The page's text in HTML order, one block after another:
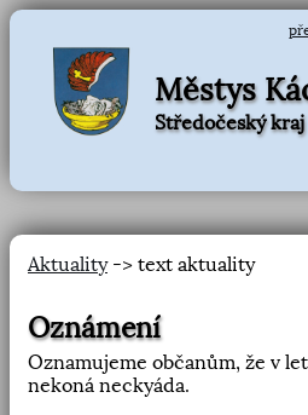
Městys
Středočeský kraj
Aktuality-> text aktuality
Oznámení
Oznamujeme občanům, že v
nekoná neckyáda.